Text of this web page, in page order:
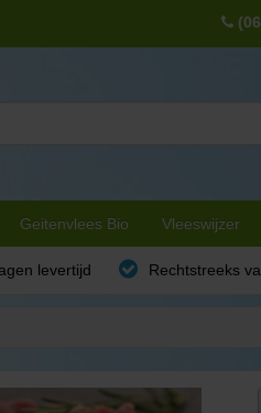
Geitenvlees Bio Vleeswijzer
levertijd Rechtstreeks